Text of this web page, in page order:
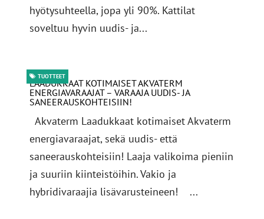
hyötysuhteella, jopa yli 90%. Kattilat
soveltuu hyvin uudis- ja...
LAADUKKAAT KOTIMAISET AKVATERM
ENERGIAVARAAJAT – VARAAJA UUDIS- JA
SANEERAUSKOHTEISIIN!
TUOTTEET
Akvaterm Laadukkaat kotimaiset Akvaterm
energiavaraajat, sekä uudis- että
saneerauskohteisiin! Laaja valikoima pieniin
ja suuriin kiinteistöihin. Vakio ja
hybridivaraajia lisävarusteineen! ...